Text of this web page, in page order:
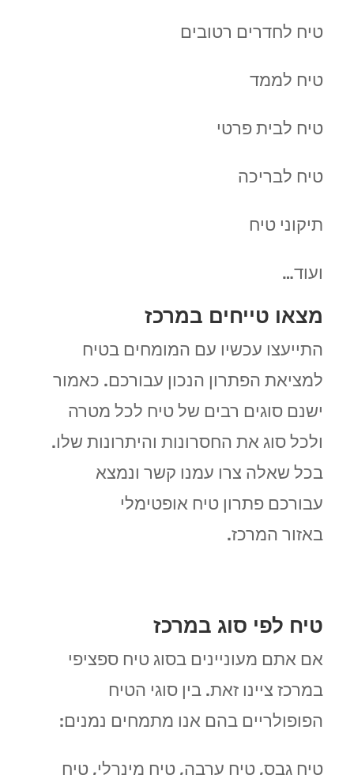
טיח לחדרים רטובים
טיח לממד
טיח לבית פרטי
טיח לבריכה
תיקוני טיח
ועוד…
מצאו טייחים במרכז
התייעצו עכשיו עם המומחים בטיח
למציאת הפתרון הנכון עבורכם. כאמור
ישנם סוגים רבים של טיח לכל מטרה
ולכל סוג את החסרונות והיתרונות שלו.
בכל שאלה צרו עמנו קשר ונמצא
עבורכם פתרון טיח אופטימלי
באזור המרכז.
טיח לפי סוג במרכז
אם אתם מעוניינים בסוג טיח ספציפי
במרכז ציינו זאת. בין סוגי הטיח
הפופולריים בהם אנו מתמחים נמנים:
טיח גבס, טיח ערבה, טיח מינרלי, טיח